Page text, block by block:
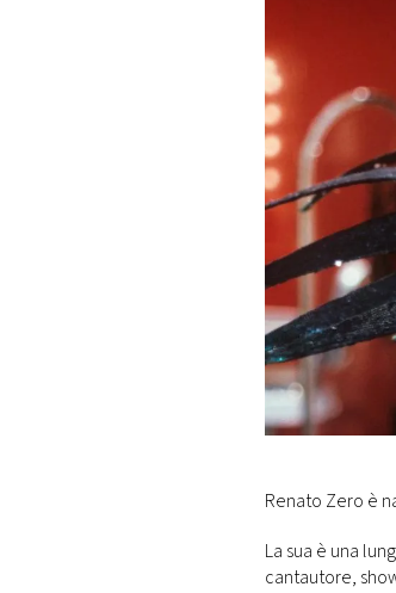
FOTO
CONCORSI
EVENTI
VIDEO
TV
PRINCIPATO
DI
RMC
CONSIGLIA
Renato Zero è
La sua è una
cantautore,